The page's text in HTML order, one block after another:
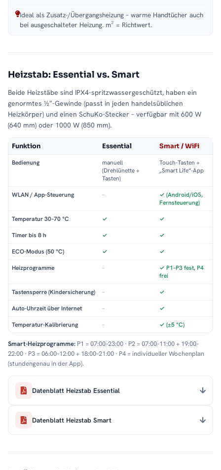
Ideal als Zusatz-/Übergangsheizung – warme Handtücher auch
bei ausgeschalteter Heizung. m² = Richtwert.
Heizstab: Essential vs. Smart
Beide Heizstäbe sind IPX4-spritzwassergeschützt, haben ein
genormtes ½″-Gewinde (passt in jeden handelsüblichen
Heizkörper) und einen SchuKo-Stecker – verfügbar mit 600 W
(640 mm) oder 1000 W (850 mm).
Funktion Essential Smart / WiFi
Bedienung
manuell
(Drehlünette +
Tasten)
Touch-Tasten +
„Smart Life“-App
WLAN / App-Steuerung –
✓ (Android/iOS,
Fernsteuerung)
Temperatur 30–70 °C ✓ ✓
Timer bis 8 h ✓ ✓
ECO-Modus (50 °C) ✓ ✓
Heizprogramme –
✓ P1–P3 fest, P4
frei
Tastensperre (Kindersicherung) – ✓
Auto-Uhrzeit über Internet – ✓
Temperatur-Kalibrierung – ✓ (±5 °C)
Smart-Heizprogramme: P1 = 07:00–23:00 · P2 = 07:00–11:00 + 19:00–
22:00 · P3 = 06:00–12:00 + 18:00–21:00 · P4 = individueller Wochenplan
(stundengenau in der App).
Datenblatt Heizstab Essential
Datenblatt Heizstab Smart